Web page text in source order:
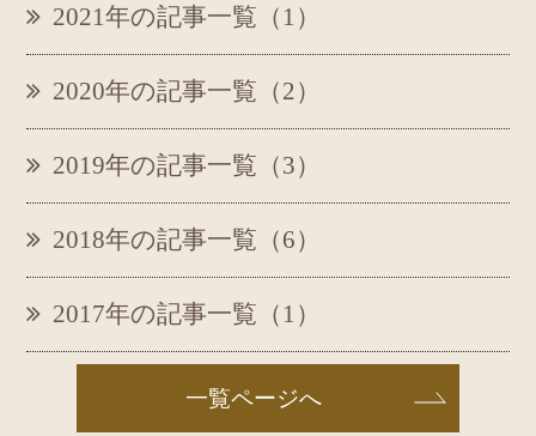
2021年の記事一覧（1）
2020年の記事一覧（2）
2019年の記事一覧（3）
2018年の記事一覧（6）
2017年の記事一覧（1）
一覧ページへ